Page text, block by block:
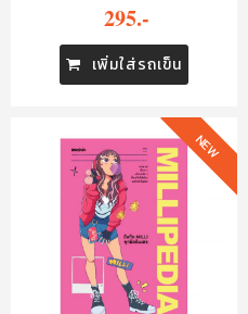
295.-
เพิ่มใส่รถเข็น
NEW